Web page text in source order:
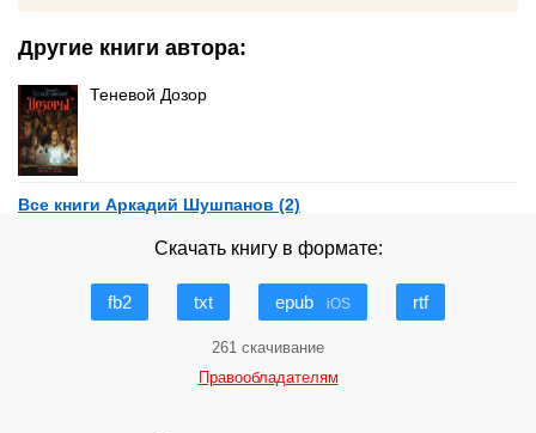
Другие книги автора:
Теневой Дозор
Все книги Аркадий Шушпанов (2)
Скачать книгу в формате:
fb2 txt epub iOS rtf
261 скачивание
Правообладателям